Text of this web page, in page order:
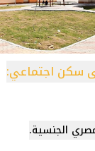
سكن اجتماعي:
الجنسية.